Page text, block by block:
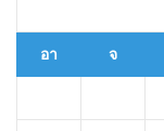
อา จ